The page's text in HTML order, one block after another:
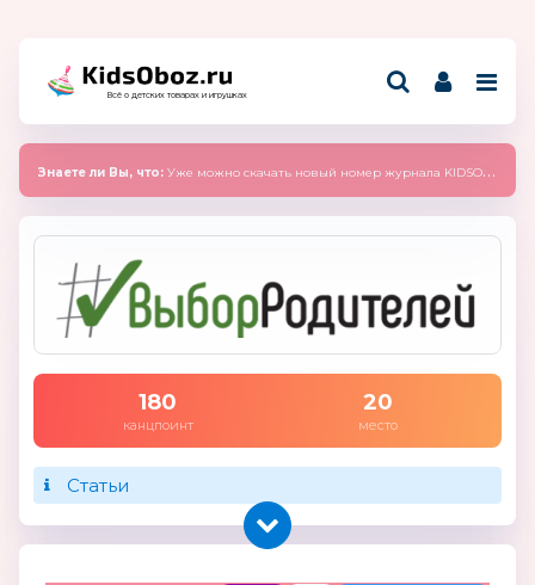
Всё о детских товарах и игрушках
Знаете ли Вы, что: Уже можно скачать новый номер журнала KIDSOBOZ 2025 (сентябрь)
180
канцпоинт
20
место
Статьи